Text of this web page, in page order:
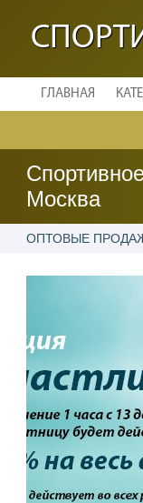
ГЛАВНАЯ
Москва
ОПТОВЫЕ